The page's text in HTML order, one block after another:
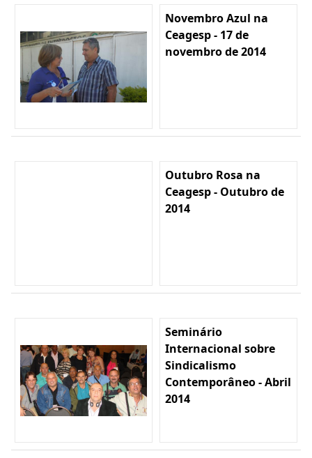
Novembro Azul na
Ceagesp - 17 de
novembro de 2014
Outubro Rosa na
Ceagesp - Outubro de
2014
Seminário
Internacional sobre
Sindicalismo
Contemporâneo - Abril
2014